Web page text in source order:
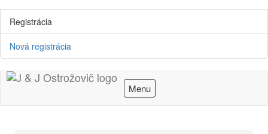
Registrácia
Nová registrácia
Menu